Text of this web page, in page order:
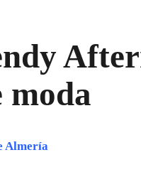
moda
Almería